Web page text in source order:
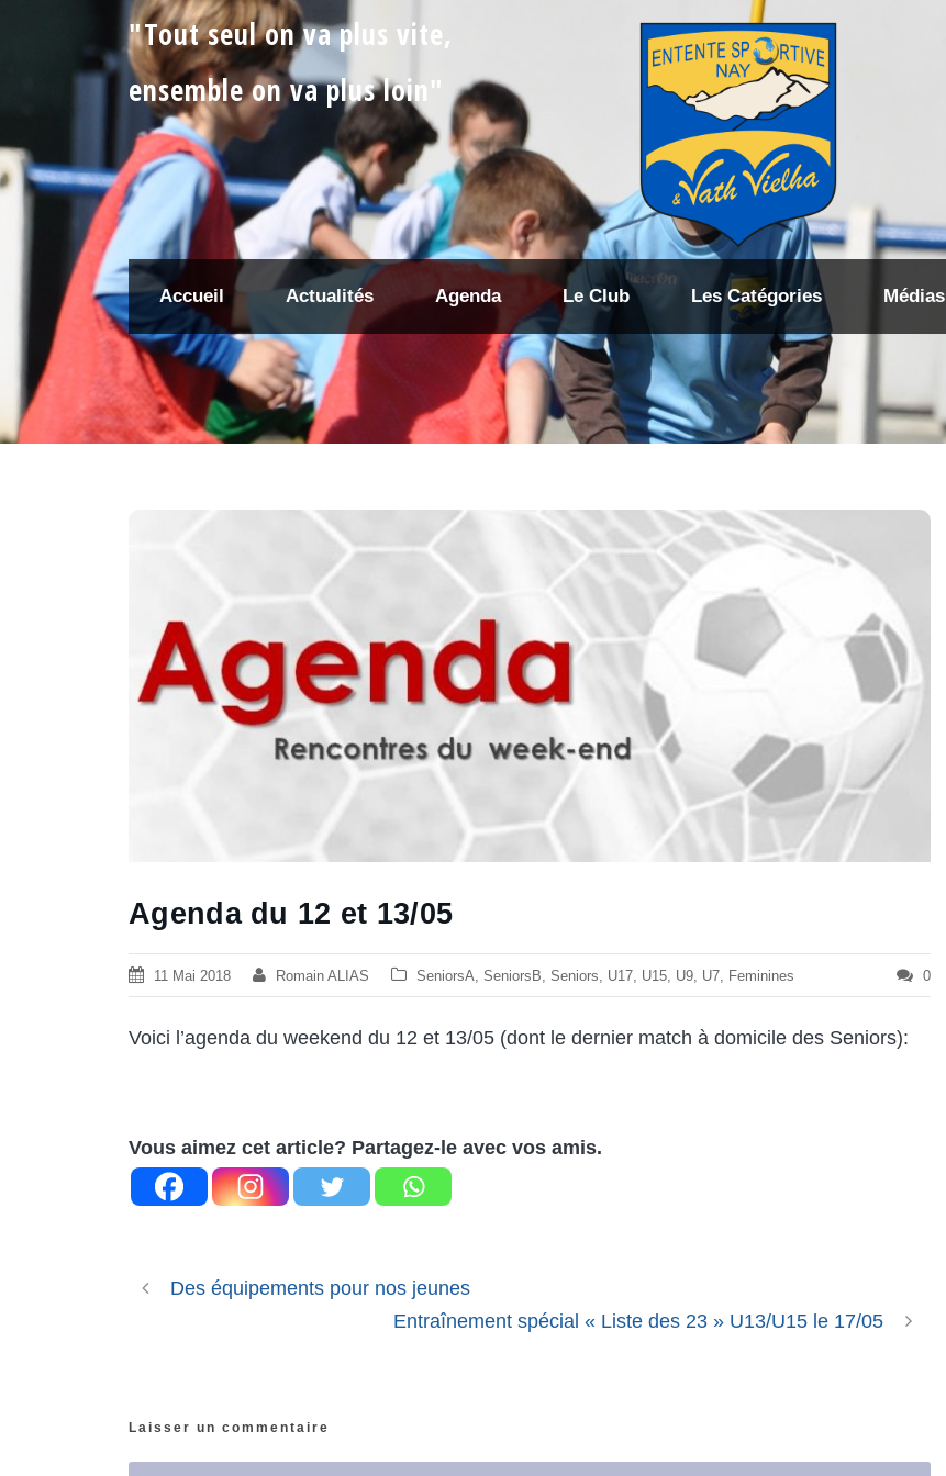
"Tout seul on va plus vite,
ensemble on va plus loin"
Accueil Actualités Agenda Le Club Les Catégories Médias
Agenda du 12 et 13/05
11 Mai 2018 Romain ALIAS SeniorsA SeniorsB Seniors U17 U15 U9 U7 Feminines 0
Voici l’agenda du weekend du 12 et 13/05 (dont le dernier match à domicile des Seniors):
Vous aimez cet article? Partagez-le avec vos amis.
Des équipements pour nos jeunes
Entraînement spécial « Liste des 23 » U13/U15 le 17/05
Laisser un commentaire